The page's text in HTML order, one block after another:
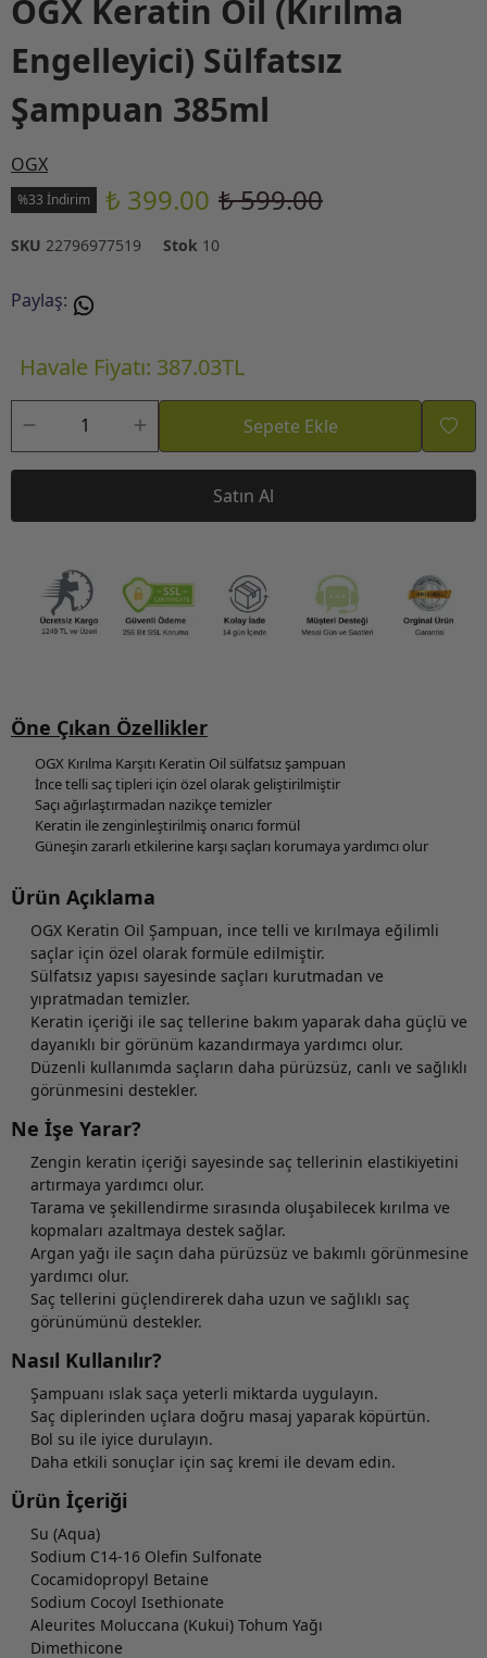
OGX Keratin Oil (Kırılma
Engelleyici) Sülfatsız
Şampuan 385ml
OGX
%33 İndirim ₺ 399.00 ₺ 599.00
SKU 22796977519 Stok 10
Paylaş:
Havale Fiyatı: 387.03TL
Sepete Ekle
Satın Al
Öne Çıkan Özellikler
OGX Kırılma Karşıtı Keratin Oil sülfatsız şampuan
İnce telli saç tipleri için özel olarak geliştirilmiştir
Saçı ağırlaştırmadan nazikçe temizler
Keratin ile zenginleştirilmiş onarıcı formül
Güneşin zararlı etkilerine karşı saçları korumaya yardımcı olur
Ürün Açıklama
OGX Keratin Oil Şampuan, ince telli ve kırılmaya eğilimli
saçlar için özel olarak formüle edilmiştir.
Sülfatsız yapısı sayesinde saçları kurutmadan ve
yıpratmadan temizler.
Keratin içeriği ile saç tellerine bakım yaparak daha güçlü ve
dayanıklı bir görünüm kazandırmaya yardımcı olur.
Düzenli kullanımda saçların daha pürüzsüz, canlı ve sağlıklı
görünmesini destekler.
Ne İşe Yarar?
Zengin keratin içeriği sayesinde saç tellerinin elastikiyetini
artırmaya yardımcı olur.
Tarama ve şekillendirme sırasında oluşabilecek kırılma ve
kopmaları azaltmaya destek sağlar.
Argan yağı ile saçın daha pürüzsüz ve bakımlı görünmesine
yardımcı olur.
Saç tellerini güçlendirerek daha uzun ve sağlıklı saç
görünümünü destekler.
Nasıl Kullanılır?
Şampuanı ıslak saça yeterli miktarda uygulayın.
Saç diplerinden uçlara doğru masaj yaparak köpürtün.
Bol su ile iyice durulayın.
Daha etkili sonuçlar için saç kremi ile devam edin.
Ürün İçeriği
Su (Aqua)
Sodium C14-16 Olefin Sulfonate
Cocamidopropyl Betaine
Sodium Cocoyl Isethionate
Aleurites Moluccana (Kukui) Tohum Yağı
Dimethicone